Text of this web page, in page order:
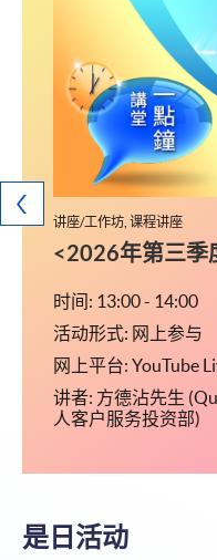
讲座/工作坊, 课程讲座
<2026年第三季
时间: 13:00 - 14:00
活动形式: 网上参与
网上平台: YouTube
讲者: 方德沾先生
人客户服务投资部)
是日活动